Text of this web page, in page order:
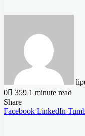
0
359 1 minute read
Share
Facebook LinkedIn